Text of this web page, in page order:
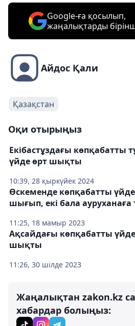
Google-ға қосылып,
жаңалықтарды
Айдос Қали
Қазақстан
Оқи отырыңыз
10:39, 28 қыркүйек 2024
Екібастұздағы көпқабатты
үйде өрт шықты
11:25, 18 мамыр 2023
Өскеменде көпқабатты
шығып, екі бала ауруханаға
11:26, 30 шілде 2023
Ақсайдағы көпқабатты
шықты
Жаңалықтан zakon.kz
хабардар болыңыз: